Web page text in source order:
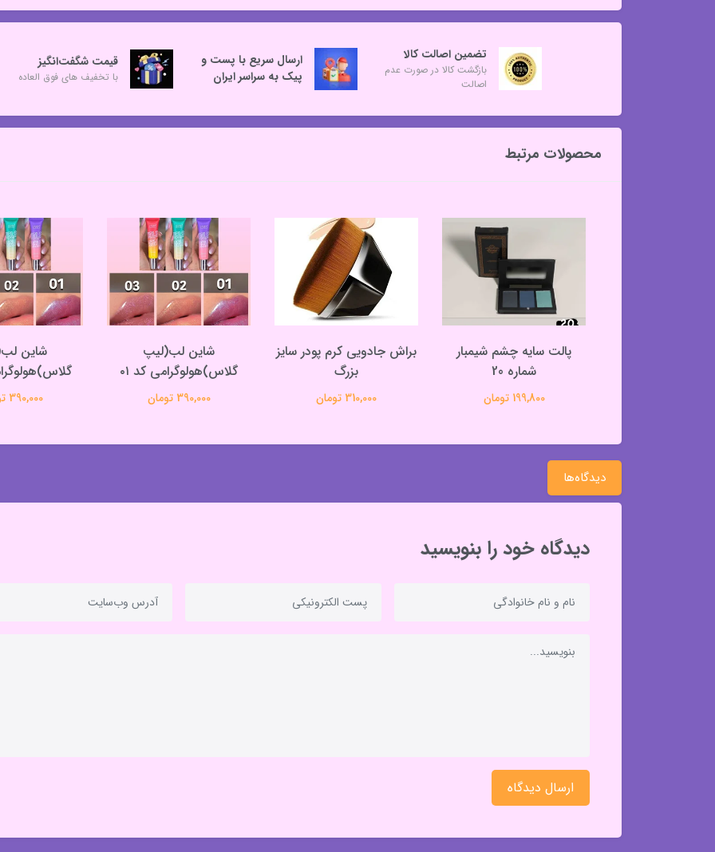
تضمین اصالت کالا
بازگشت کالا در صورت عدم
اصالت
ارسال سریع با پست و
پیک به سراسر ایران
قیمت شگفت‌انگیز
با تخفیف های فوق العاده
محصولات مرتبط
پالت سایه چشم شیمبار
شماره 20
199,800 تومان
براش جادویی کرم پودر سایز
بزرگ
310,000 تومان
شاین لب(لیپ
گلاس)هولوگرامی کد ۰۱
390,000 تومان
شاین
390,000 تومان
دیدگاه‌ها
دیدگاه خود را بنویسید
ارسال دیدگاه